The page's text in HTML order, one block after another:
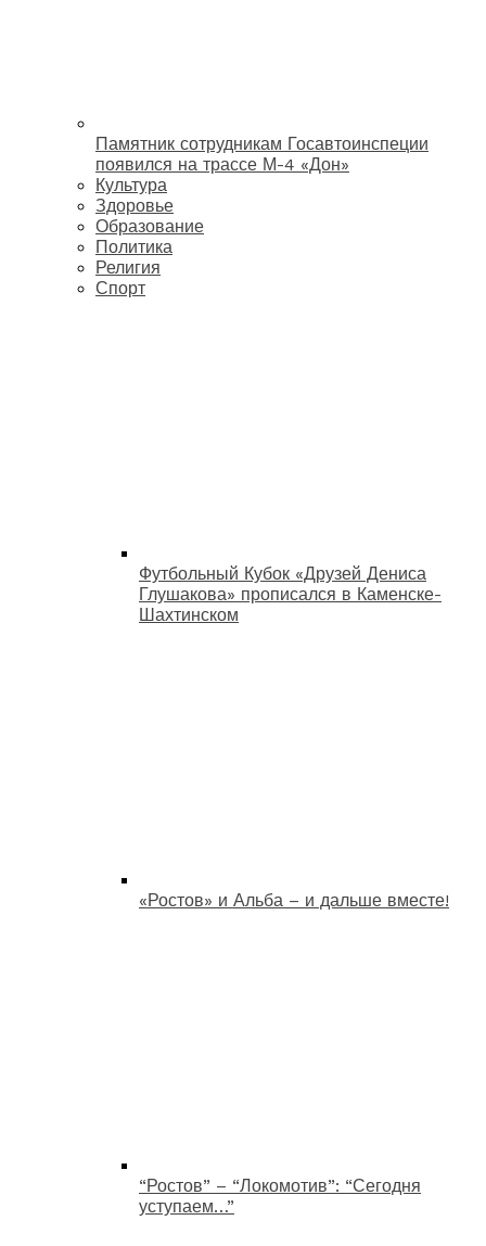
Памятник сотрудникам Госавтоинспеции
появился на трассе М-4 «Дон»
Культура
Здоровье
Образование
Политика
Религия
Спорт
Футбольный Кубок «Друзей Дениса
Глушакова» прописался в Каменске-
Шахтинском
«Ростов» и Альба – и дальше вместе!
“Ростов” – “Локомотив”: “Сегодня
уступаем…”